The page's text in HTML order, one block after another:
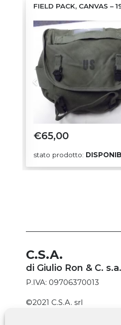
FIELD PACK, CANVAS –
€65,00
stato prodotto:
C.S.A.
di Giulio Ron & C.
P.IVA: 09706370013
©2021 C.S.A. srl